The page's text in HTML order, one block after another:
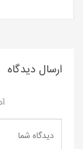
ارسال دیدگاه